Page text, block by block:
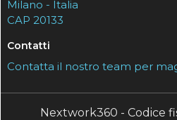
Milano - Italia
CAP 20133
Contatti
Contatta il nostro team per
Nextwork360 - Codice